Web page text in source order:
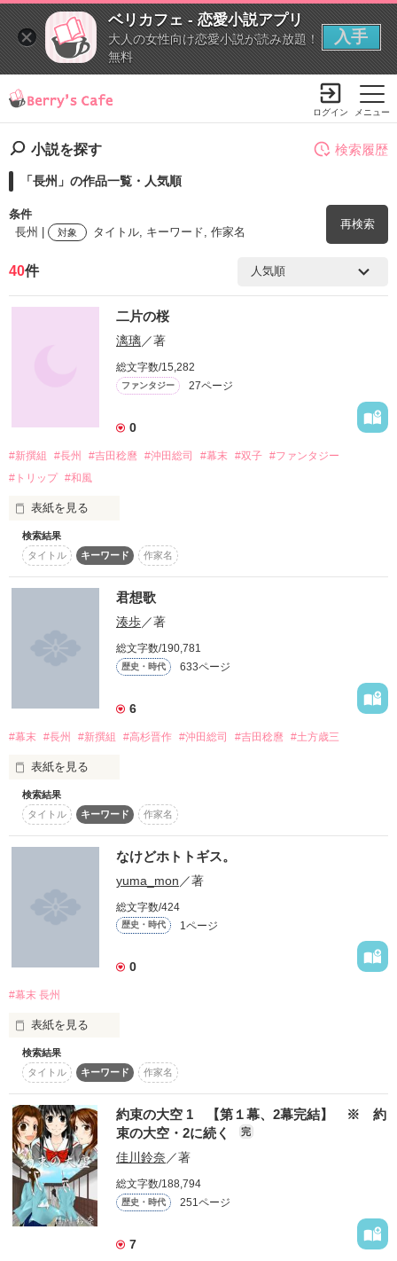
ベリカフェ - 恋愛小説アプリ
大人の女性向け恋愛小説が読み放題！
無料
入手
メニュー
ログイン
小説を探す
「長州」の作品一覧・人気順
条件
長州 |
対象 タイトル, キーワード, 作家名
再検索
検索ワード
タイトル
ジャンル
コンテスト
スターツ出版小説投稿サイト合同企画「1話からの長編大
賞」ベリーズカフェ会場
動画あり
検索履歴
40件
二片の桜
漓璃／著
総文字数/15,282
ファンタジー 27ページ
0
#新撰組 #長州 #吉田稔麿 #沖田総司 #幕末 #双子 #ファンタジー
#トリップ #和風
表紙を見る
――――ずっと一緒だよ？
そう思っていたのに…
現代より二人は幕末に別々の場所にタイムスリップする。
そして、柚羅は長州の元。砂柚は新撰組に身を置くことに。
お互いが幕末にいることを知らない二人が再び出会う時はくる
作者は歴史は詳しくないので忠実と異なると思いますがそれで
もいい方はどうぞ(｡･_･｡)ﾉ
作品を読む
検索結果
タイトル
キーワード 作家名
君想歌
湊歩／著
総文字数/190,781
歴史・時代 633ページ
6
#幕末 #長州 #新撰組 #高杉晋作 #沖田総司 #吉田稔麿 #土方歳三
表紙を見る
君を想い歌う
──“君想歌”
新選組で唯一剣をとり戦う女。
一番隊組長を支える隊長補佐役。
初恋の相手は
もし時代が違っていたならば叶うものだったのだろうか。
時が過ぎていくうちに沖田からの感じる優しさ。
私は……どうしたら良い？
*attention*
→別サイトから移動。
検索結果
タイトル
キーワード 作家名
なけどホトトギス。
yuma_mon ／著
総文字数/424
歴史・時代 1ページ
0
#幕末 長州
表紙を見る
「戦に出ねば」
「あの頃に戻りたいですね」
これは幕末を舞台とした、長州藩士久坂玄瑞(ｸｻｶｹﾞﾝｽﾞｲ)とその
作品を読む
検索結果
タイトル
キーワード 作家名
約束の大空 1 【第１幕、2幕完結】 ※ 約
束の大空・2に続く
完
佳川鈴奈／著
総文字数/188,794
歴史・時代 251ページ
7